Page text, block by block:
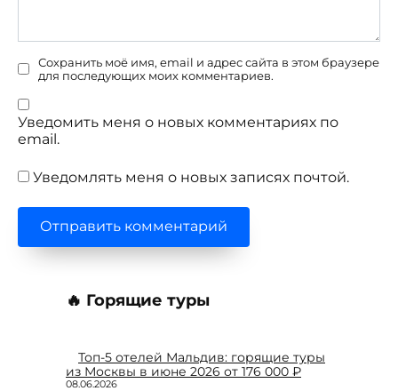
Сохранить моё имя, email и адрес сайта в этом браузере
для последующих моих комментариев.
Уведомить меня о новых комментариях по
email.
Уведомлять меня о новых записях почтой.
🔥 Горящие туры
Топ-5 отелей Мальдив: горящие туры
из Москвы в июне 2026 от 176 000 ₽
08.06.2026